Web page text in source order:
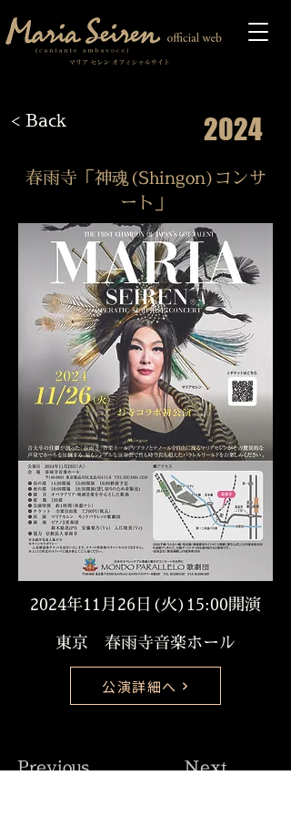
< Back 2024
春雨寺「神魂(Shingon)コンサ
ート」
2024年11月26日(火)15:00開演
東京 春雨寺音楽ホール
公演詳細へ
Previous Next